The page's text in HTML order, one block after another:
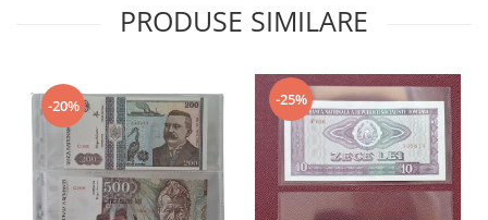
PRODUSE SIMILARE
-20% -25%